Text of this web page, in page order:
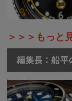
＞＞＞もっと
編集長：船平